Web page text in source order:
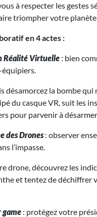
à respecter les gestes
triompher votre planète
en 4 actes :
Réalité Virtuelle : bien
équipiers.
désamorcez la bombe qui
du casque VR, suit les
pour parvenir à
des Drones: observer
l’impasse.
drone, découvrez les
et tentez de déchiffrer
game : protégez votre